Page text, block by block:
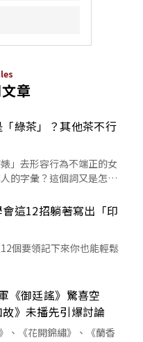
章
「綠茶」？其他茶不行
」去形容行為不端正的女
的字彙？這個詞又是怎麼
這12招躺著寫出「印
個要領記下來你也能輕鬆
《御廷謠》驚喜空
》未播先引爆討論
、《花開錦繡》、《蘭香